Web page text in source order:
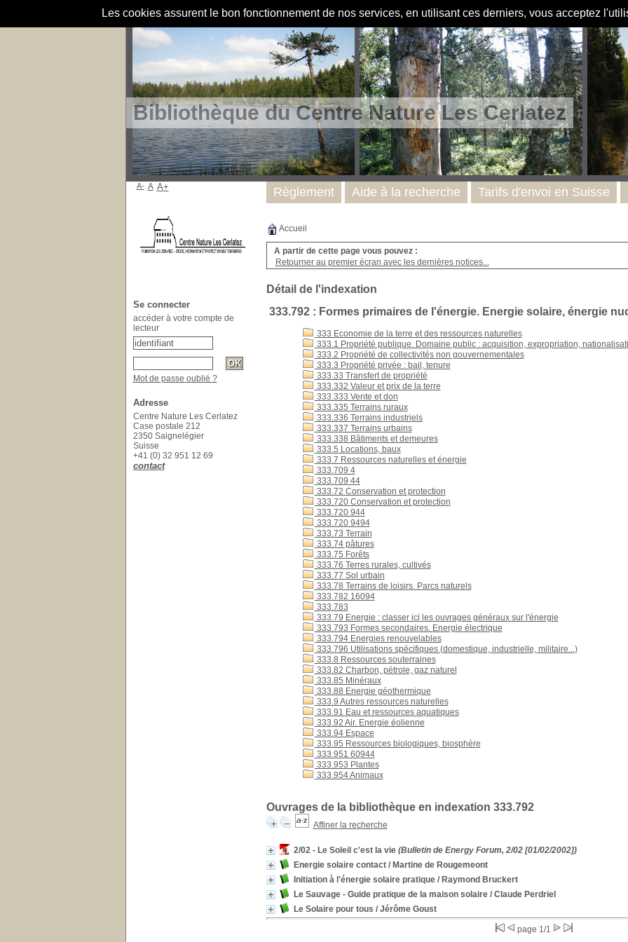
Les cookies assurent le bon fonctionnement de nos services, en utilisant ces derniers, vous acceptez
Bibliothèque du Centre Nature Les Cerlatez
Accueil
A partir de cette page vous pouvez :
Retourner au premier écran avec les dernières notices...
Détail de l'indexation
333.792 : Formes primaires de l'énergie. Energie solaire, énergie
333 Economie de la terre et des ressources naturelles
333.1 Propriété publique. Domaine public : acquisition, expropriation,
333.2 Propriété de collectivités non gouvernementales
333.3 Propriété privée : bail, tenure
333.33 Transfert de propriété
333.332 Valeur et prix de la terre
333.333 Vente et don
333.335 Terrains ruraux
333.336 Terrains industriels
333.337 Terrains urbains
333.338 Bâtiments et demeures
333.5 Locations, baux
333.7 Ressources naturelles et énergie
333.709 4
333.709 44
333.72 Conservation et protection
333.720 Conservation et protection
333.720 944
333.720 9494
333.73 Terrain
333.74 pâtures
333.75 Forêts
333.76 Terres rurales, cultivés
333.77 Sol urbain
333.78 Terrains de loisirs. Parcs naturels
333.782 16094
333.783
333.79 Energie : classer ici les ouvrages généraux sur l'énergie
333.793 Formes secondaires. Energie électrique
333.794 Energies renouvelables
333.796 Utilisations spécifiques (domestique, industrielle, militaire...)
333.8 Ressources souterraines
333.82 Charbon, pétrole, gaz naturel
333.85 Minéraux
333.88 Energie géothermique
333.9 Autres ressources naturelles
333.91 Eau et ressources aquatiques
333.92 Air. Energie éolienne
333.94 Espace
333.95 Ressources biologiques, biosphère
333.951 60944
333.953 Plantes
333.954 Animaux
Ouvrages de la bibliothèque en indexation 333.792
Affiner la recherche
2/02 - Le Soleil c'est la vie(Bulletin de Energy Forum, 2/02 [01/02/2002])
Energie solaire contact/ Martine de Rougemeont
Initiation à l'énergie solaire pratique/ Raymond Bruckert
Le Sauvage - Guide pratique de la maison solaire/ Claude Perdriel
Le Solaire pour tous / Jérôme Goust
page 1/1
Règlement Aide à la recherche Tarifs d'envoi en Suisse
A- A A+
Se connecter
accéder à votre compte de
lecteur
Mot de passe oublié ?
Adresse
Centre Nature Les Cerlatez
Case postale 212
2350 Saignelégier
Suisse
+41 (0) 32 951 12 69
contact